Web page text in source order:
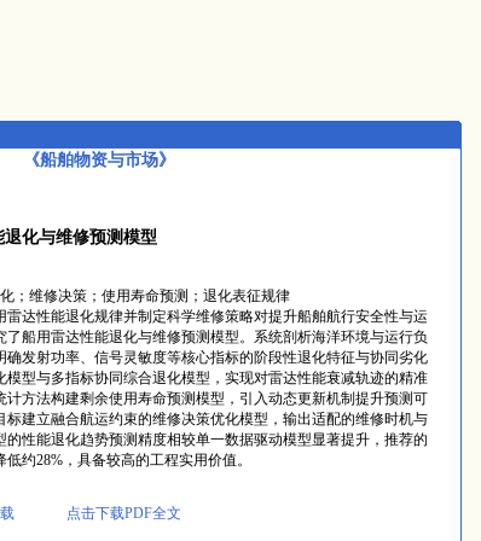
《船舶物资与市场》
化与维修预测模型
；维修决策；使用寿命预测；退化表征规律
雷达性能退化规律并制定科学维修策略对提升船舶航行安全性与运
船用雷达性能退化与维修预测模型。系统剖析海洋环境与运行负
确发射功率、信号灵敏度等核心指标的阶段性退化特征与协同劣化
模型与多指标协同综合退化模型，实现对雷达性能衰减轨迹的精准
计方法构建剩余使用寿命预测模型，引入动态更新机制提升预测可
标建立融合航运约束的维修决策优化模型，输出适配的维修时机与
性能退化趋势预测精度相较单一数据驱动模型显著提升，推荐的
约28%，具备较高的工程实用价值。
点击下载PDF全文